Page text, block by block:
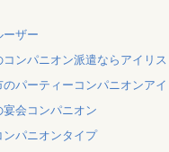
ーザー
コンパニオン派遣ならアイリス
のパーティーコンパニオンア
宴会コンパニオン
ンパニオンタイプ